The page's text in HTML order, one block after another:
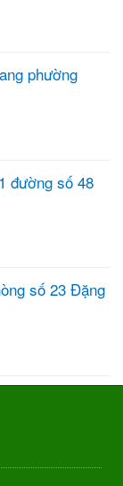
phường
đường số 48
số 23 Đặng